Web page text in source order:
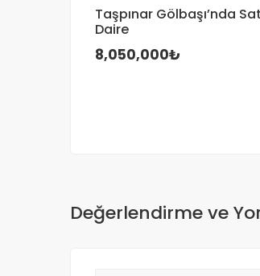
Taşpınar Gölbaşı’nda
Daire
8,050,000₺
Değerlendirme ve